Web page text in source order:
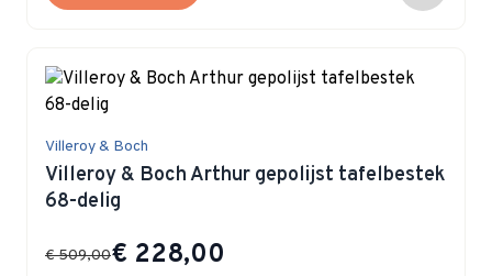
Villeroy & Boch
Villeroy & Boch Arthur gepolijst tafelbestek
68-delig
Special Price
€ 228,00
€ 509,00